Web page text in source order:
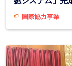
国際協力事業